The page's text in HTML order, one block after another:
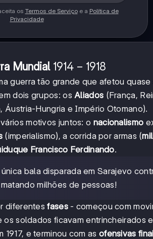
os Termos de Serviçoe a Política de
Privacidade
Mundial 1914-
1918
1914 − 1918
guerra tão grande que afetou
dois grupos: os Aliados (França,
Áustria-Hungria e Império Otomano).
motivos juntos: o nacionalismo
(imperialismo), a corrida por armas (
Francisco Ferdinando.
única bala disparada em Sarajevo
milhões de pessoas!
diferentesfases- começou com
os soldados ficavam entrincheirados
1917, e terminou com as ofensivas